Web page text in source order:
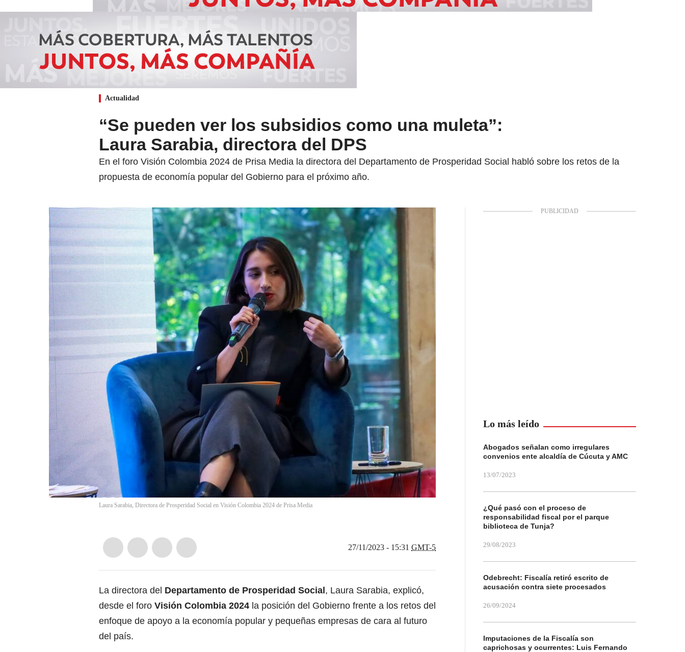
Actualidad
“Se pueden ver los subsidios como una muleta”:
Laura Sarabia, directora del DPS
En el foro Visión Colombia 2024 de Prisa Media la directora del Departamento de Prosperidad Social habló sobre los retos de la
propuesta de economía popular del Gobierno para el próximo año.
Laura Sarabia, Directora de Prosperidad Social en Visión Colombia 2024 de Prisa Media
27/11/2023 - 15:31 GMT-5
La directora del Departamento de Prosperidad Social , Laura Sarabia, explicó,
desde el foro Visión Colombia 2024 la posición del Gobierno frente a los retos del
enfoque de apoyo a la economía popular y pequeñas empresas de cara al futuro
del país.
Lo más leído
Abogados señalan como irregulares
convenios ente alcaldía de Cúcuta y AMC
13/07/2023
¿Qué pasó con el proceso de
responsabilidad fiscal por el parque
biblioteca de Tunja?
29/08/2023
Odebrecht: Fiscalía retiró escrito de
acusación contra siete procesados
26/09/2024
Imputaciones de la Fiscalía son
caprichosas y ocurrentes: Luis Fernando